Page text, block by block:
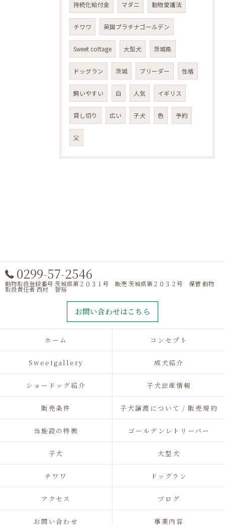
持続化給付金 マダニ 動物愛護法
チワワ 英国プラチナゴールデン
Sweet cottage 大型犬 茨城県
ドッグラン 茨城 ブリーダー 性格
飼いやすい 白 人気 イギリス
貸し切り 広い 子犬 色 予約
父
0299-57-2546
動物取扱登録番号 茨城県第２０３１号 販売 茨城県第２０３２号 保管 動物
取扱責任者 西村 智裕
お問い合わせはこちら
ホーム コンセプト
Sweetgallery 成犬紹介
ショードッグ紹介 子犬出産情報
販売条件 子犬譲渡について / 販売規約
当施設の特徴 ゴールデンレトリーバー
子犬 大型犬
チワワ ドッグラン
アクセス ブログ
お問い合わせ 事業内容